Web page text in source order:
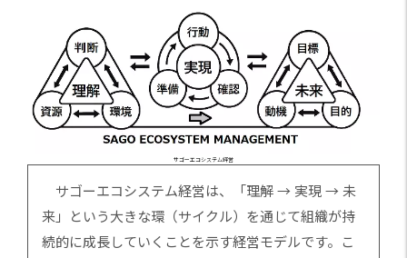
サゴーエコシステム経営
サゴーエコシステム経営は、「理解 → 実現 → 未
来」という大きな環（サイクル）を通じて組織が持
続的に成長していくことを示す経営モデルです。こ